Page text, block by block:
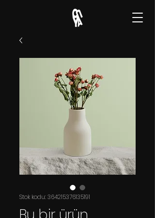
Stok kodu: 364215376135191